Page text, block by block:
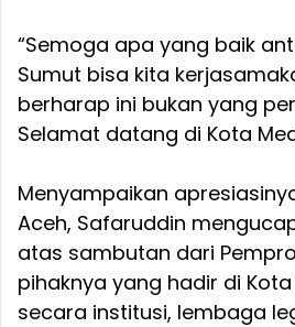
“Semoga apa yang baik
Sumut bisa kita
berharap ini bukan yang
Selamat datang di Kota
Menyampaikan
Aceh, Safaruddin
atas sambutan dari
pihaknya yang hadir di
secara institusi, lembaga